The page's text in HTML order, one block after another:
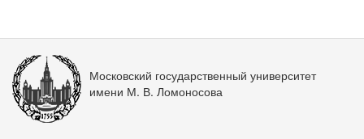
Московский государственный университет
имени М. В. Ломоносова